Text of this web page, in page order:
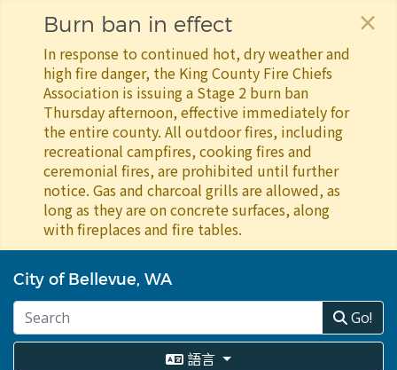
至
主
容
Burn ban in effect
In response to continued hot, dry weather and
high fire danger, the King County Fire Chiefs
Association is issuing a Stage 2 burn ban
Thursday afternoon, effective immediately for
the entire county. All outdoor fires, including
recreational campfires, cooking fires and
ceremonial fires, are prohibited until further
notice. Gas and charcoal grills are allowed, as
long as they are on concrete surfaces, along
with fireplaces and fire tables.
×
City of Bellevue, WA
Go!
語言